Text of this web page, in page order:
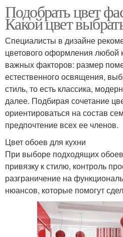
Подобрать цвет
Какой цвет
Специалисты в дизайне
цветового оформления любой
важных факторов: размер
естественного освящения,
стиль, то есть классика,
далее. Подбирая сочетание
ориентироваться на состав
предпочтение всех ее членов.
Цвет обоев для кухни
При выборе подходящих
привязку к стилю, контроль
разграничение на
нюансов, которые помогут